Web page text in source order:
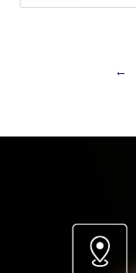
←